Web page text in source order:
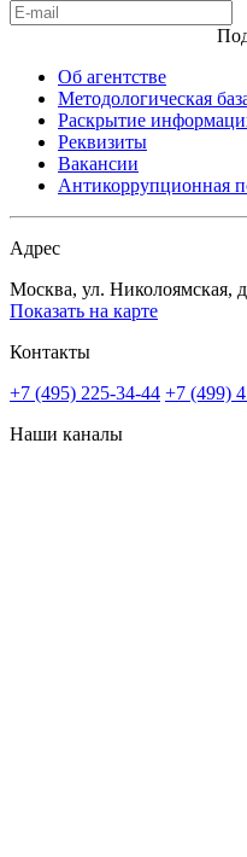
Об агентстве
Методологическая
Раскрытие
Реквизиты
Вакансии
Антикоррупционная
Адрес
Москва, ул. Николоямская,
Показать на карте
Контакты
+7 (495) 225-34-44 +7 (499)
Наши каналы